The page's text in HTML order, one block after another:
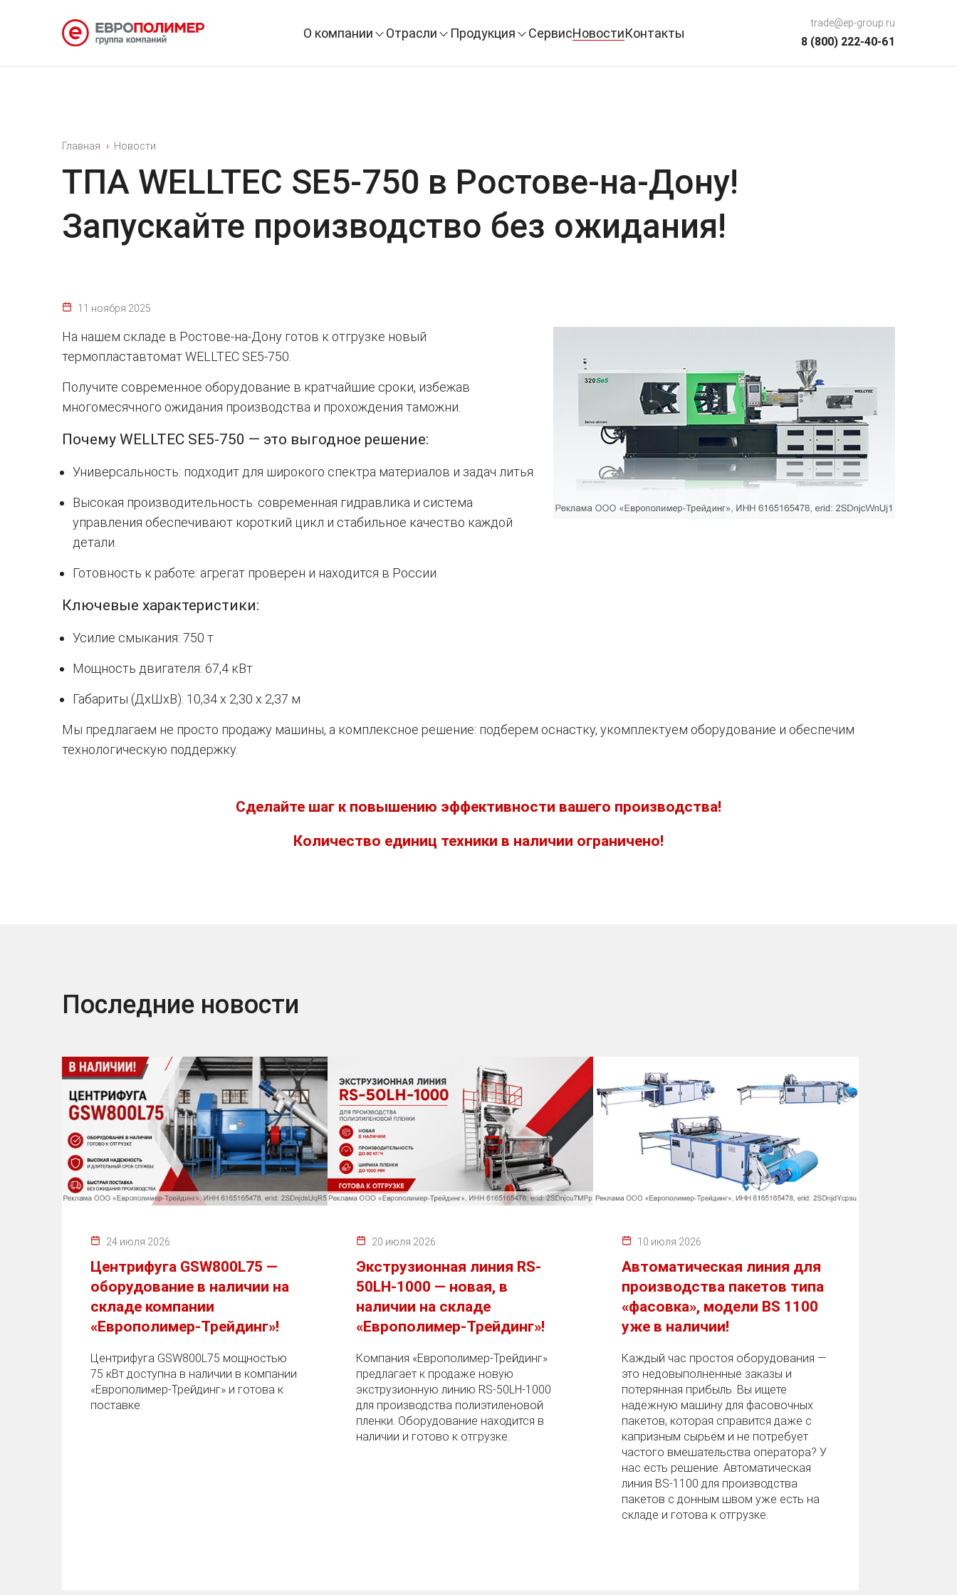
О компании Отрасли Продукция СервисНовостиКонтакты
trade@ep-group.ru
8 (800) 222-40-61
Главная Новости
ТПА WELLTEC SE5-750 в Ростове-на-Дону!
Запускайте производство без ожидания!
11 ноября 2025
На нашем складе в Ростове-на-Дону готов к отгрузке новый
термопластавтомат WELLTEC SE5-750.
Получите современное оборудование в кратчайшие сроки, избежав
многомесячного ожидания производства и прохождения таможни.
Почему WELLTEC SE5-750 — это выгодное решение:
Универсальность: подходит для широкого спектра материалов и задач литья.
Высокая производительность: современная гидравлика и система
управления обеспечивают короткий цикл и стабильное качество каждой
детали.
Готовность к работе: агрегат проверен и находится в России.
Ключевые характеристики:
Усилие смыкания: 750 т
Мощность двигателя: 67,4 кВт
Габариты (ДхШхВ): 10,34 x 2,30 x 2,37 м
Мы предлагаем не просто продажу машины, а комплексное решение: подберем оснастку, укомплектуем оборудование и обеспечим
технологическую поддержку.
Сделайте шаг к повышению эффективности вашего производства!
Количество единиц техники в наличии ограничено!
Последние новости
24 июля 2026
Центрифуга GSW800L75 —
оборудование в наличии на
складе компании
«Европолимер-Трейдинг»!
Центрифуга GSW800L75 мощностью
75 кВт доступна в наличии в компании
«Европолимер-Трейдинг» и готова к
поставке.
20 июля 2026
Экструзионная линия RS-
50LH-1000 — новая, в
наличии на складе
«Европолимер-Трейдинг»!
Компания «Европолимер-Трейдинг»
предлагает к продаже новую
экструзионную линию RS-50LH-1000
для производства полиэтиленовой
пленки. Оборудование находится в
наличии и готово к отгрузке.
10 июля 2026
Автоматическая линия для
производства пакетов типа
«фасовка», модели BS 1100
уже в наличии!
Каждый час простоя оборудования —
это недовыполненные заказы и
потерянная прибыль. Вы ищете
надёжную машину для фасовочных
пакетов, которая справится даже с
капризным сырьём и не потребует
частого вмешательства оператора? У
нас есть решение. Автоматическая
линия BS‑1100 для производства
пакетов с донным швом уже есть на
складе и готова к отгрузке.